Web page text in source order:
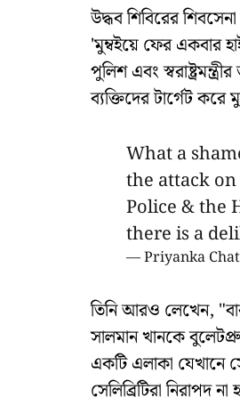
উদ্ধব শিবিরের
'মুম্বইয়ে ফের একবার
পুলিশ এবং
ব্যক্তিদের টার্গেট করে
What a
the attack
Police & the
there is a
— Priyanka
তিনি আরও লেখেন,
সালমান খানকে
একটি এলাকা যেখানে
সেলিব্রিটিরা